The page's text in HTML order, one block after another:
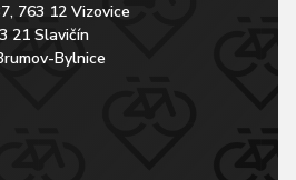
763 12 Vizovice
21 Slavičín
Bylnice